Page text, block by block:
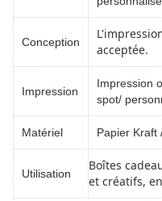
Conception
acceptée.
Impression
Impression
spot/
Matériel Papier Kraft
Utilisation
Boîtes
et créatifs,